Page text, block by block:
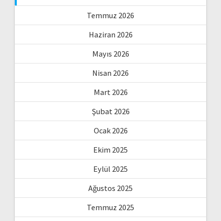
Temmuz 2026
Haziran 2026
Mayıs 2026
Nisan 2026
Mart 2026
Şubat 2026
Ocak 2026
Ekim 2025
Eylül 2025
Ağustos 2025
Temmuz 2025